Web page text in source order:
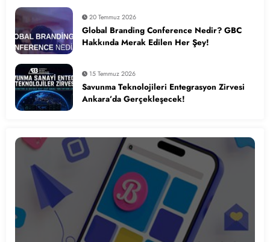
20 Temmuz 2026
Global Branding Conference Nedir? GBC
Hakkında Merak Edilen Her Şey!
15 Temmuz 2026
Savunma Teknolojileri Entegrasyon Zirvesi
Ankara’da Gerçekleşecek!